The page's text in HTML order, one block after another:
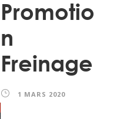
Promotio
n
Freinage
1 MARS 2020